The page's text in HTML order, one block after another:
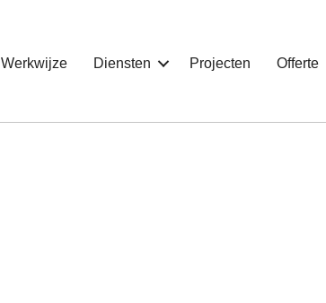
Werkwijze Diensten Projecten Offerte